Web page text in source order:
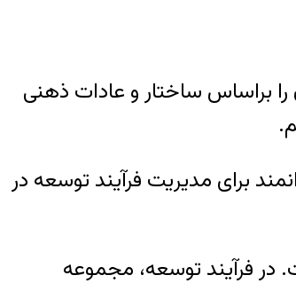
براساس ساختار و عادات ذهنی
برای مدیریت فرآیند توسعه در
در فرآیند توسعه، مجموعه